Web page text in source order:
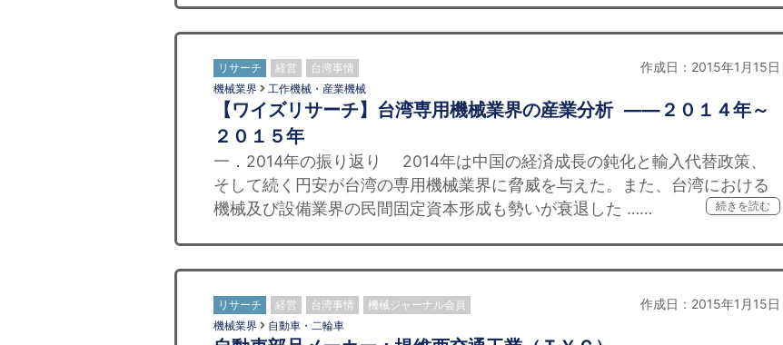
リサーチ 経営 台湾事情 作成日：2015年1月15日
機械業界 工作機械・産業機械
【ワイズリサーチ】台湾専用機械業界の産業分析 ——２０１４年～
２０１５年
一．2014年の振り返り 2014年は中国の経済成長の鈍化と輸入代替政策、
そして続く円安が台湾の専用機械業界に脅威を与えた。また、台湾における
機械及び設備業界の民間固定資本形成も勢いが衰退した ……
続きを読む
リサーチ 経営 台湾事情 機械ジャーナル会員 作成日：2015年1月15日
機械業界 自動車・二輪車